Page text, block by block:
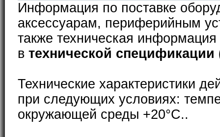
Информация по поставке
аксессуарам, периферийным
также техническая
в технической спецификации
Технические характеристики
при следующих условиях:
окружающей среды +20°С..